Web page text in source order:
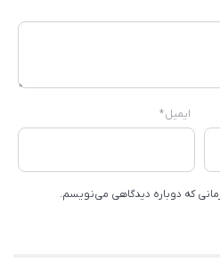
ایمیل*
که دوباره دیدگاهی می‌نویسم.